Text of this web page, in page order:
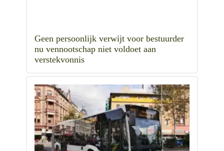
Geen persoonlijk verwijt voor bestuurder
nu vennootschap niet voldoet aan
verstekvonnis